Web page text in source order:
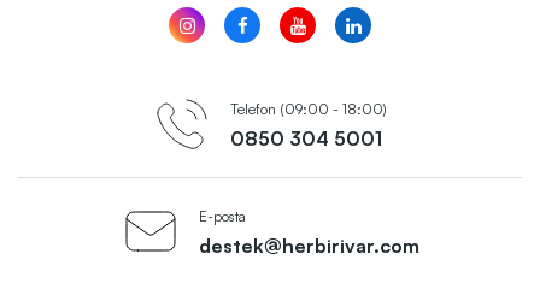
Telefon (09:00 - 18:00)
0850 304 5001
E-posta
destek@herbirivar.com